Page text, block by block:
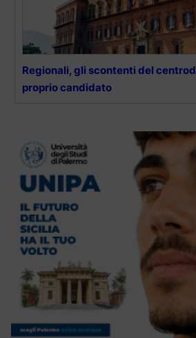
Regionali, gli scontenti del
proprio candidato